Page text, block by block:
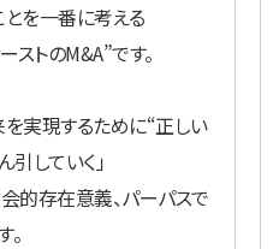
とを一番に考える
ストのM&A”です。
実現するために“正しい
引していく」
的存在意義、パーパスで
。